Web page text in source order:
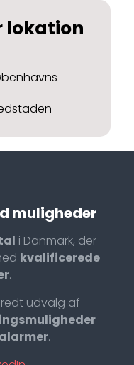
lokation
muligheder
i Danmark, der
kvalificerede
.
udvalg af
.